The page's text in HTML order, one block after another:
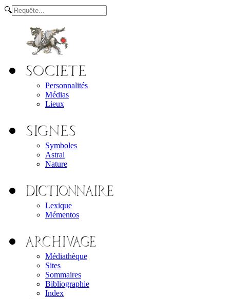
🔍
Personnalités
Médias
Lieux
Symboles
Astral
Nature
Lexique
Mémentos
Médiathèque
Sites
Sommaires
Bibliographie
Index